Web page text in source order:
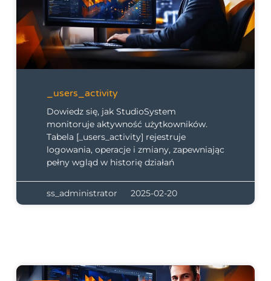
_users_activity
Dowiedz się, jak StudioSystem
monitoruje aktywność użytkowników.
Tabela [_users_activity] rejestruje
logowania, operacje i zmiany, zapewniając
pełny wgląd w historię działań
ss_administrator 2025-02-20